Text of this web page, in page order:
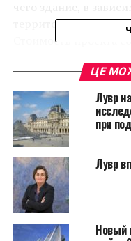
территории, будет
Стоимость проекта
ЦЕ
Лувр
при
Лувр
Новый